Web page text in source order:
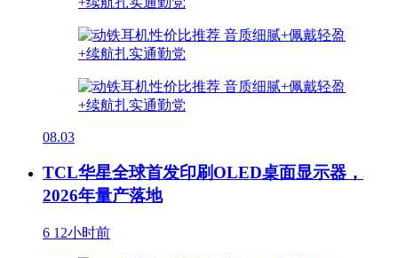
08.03
TCL华星全球首发印刷OLED桌面显示器，
2026年量产落地
6 12小时前